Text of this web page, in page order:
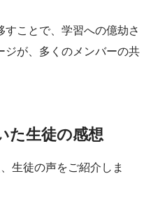
すことで、学習への億劫さ
ジが、多くのメンバーの共
た生徒の感想
生徒の声をご紹介しま